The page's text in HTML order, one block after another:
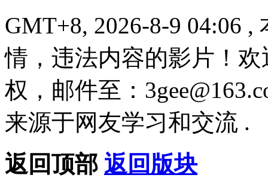
GMT+8, 2026-8-9 04:06 ,
情，违法内容的影片！
权，邮件至：
来源于网友学习和交流 .
返回顶部 返回版块